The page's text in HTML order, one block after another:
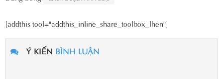
[addthis tool="addthis_inline_share_toolbox_lhen"]
Ý KIẾN BÌNH LUẬN